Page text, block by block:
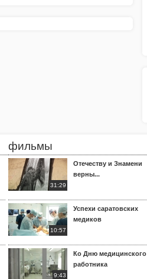
фильмы
31:29
Отечеству и Знамени
верны...
10:57
Успехи саратовских
медиков
9:43
Ко Дню медицинского
работника